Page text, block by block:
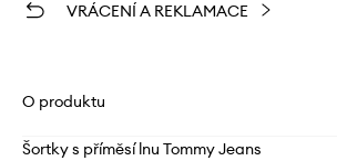
VRÁCENÍ A REKLAMACE
O produktu
Šortky s příměsí lnu Tommy Jeans